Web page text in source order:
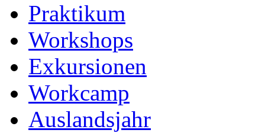
Praktikum
Workshops
Exkursionen
Workcamp
Auslandsjahr